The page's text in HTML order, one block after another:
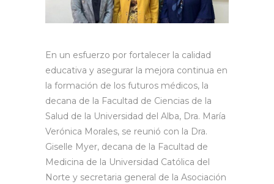
En un esfuerzo por fortalecer la calidad
educativa y asegurar la mejora continua en
la formación de los futuros médicos, la
decana de la Facultad de Ciencias de la
Salud de la Universidad del Alba, Dra. María
Verónica Morales, se reunió con la Dra.
Giselle Myer, decana de la Facultad de
Medicina de la Universidad Católica del
Norte y secretaria general de la Asociación